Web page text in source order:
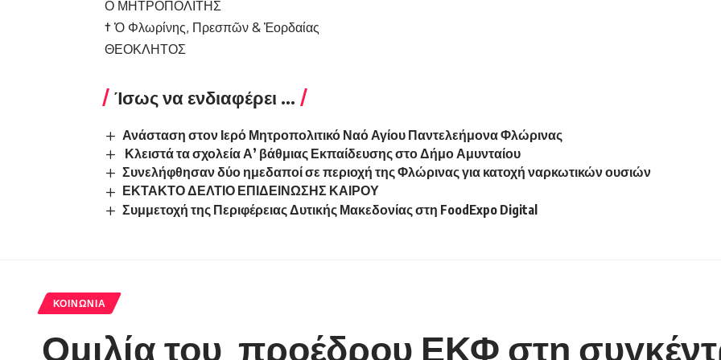
Ο ΜΗΤΡΟΠΟΛΙΤΗΣ
† Ὁ Φλωρίνης, Πρεσπῶν & Ἑορδαίας
ΘΕΟΚΛΗΤΟΣ
Ίσως να ενδιαφέρει ...
Ανάσταση στον Ιερό Μητροπολιτικό Ναό Αγίου Παντελεήμονα Φλώρινας
Κλειστά τα σχολεία Α’ βάθμιας Εκπαίδευσης στο Δήμο Αμυνταίου
Συνελήφθησαν δύο ημεδαποί σε περιοχή της Φλώρινας για κατοχή ναρκωτικών ουσιών
ΕΚΤΑΚΤΟ ΔΕΛΤΙΟ ΕΠΙΔΕΙΝΩΣΗΣ ΚΑΙΡΟΥ
Συμμετοχή της Περιφέρειας Δυτικής Μακεδονίας στη FoodExpo Digital
ΚΟΙΝΩΝΊΑ
Ομιλία του προέδρου ΕΚΦ στη